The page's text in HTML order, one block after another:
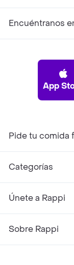
Encuéntranos
App
Pide tu comida
Categorías
Únete a Rappi
Sobre Rappi